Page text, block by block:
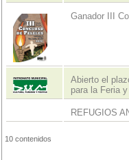
Ganador III
Abierto el
para la Feria
REFUGIOS
10 contenidos